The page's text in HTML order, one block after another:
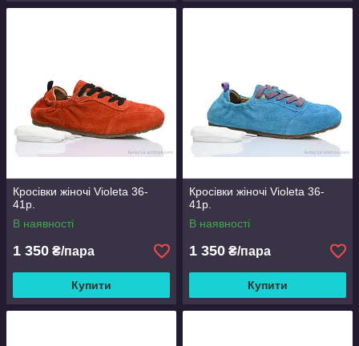
Кросівки жіночі Violeta 36-
41р.
В наявності
1 350 ₴/пара
Купити
Кросівки жіночі Violeta 36-
41р.
В наявності
1 350 ₴/пара
Купити